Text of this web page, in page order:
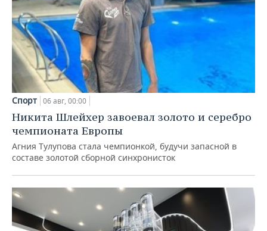
Спорт 06 авг, 00:00
Никита Шлейхер завоевал золото и серебро
чемпионата Европы
Агния Тулупова стала чемпионкой, будучи запасной в
составе золотой сборной синхронисток